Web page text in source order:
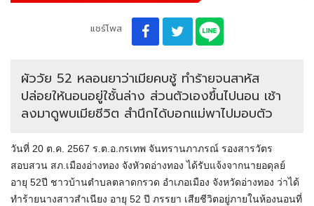
แชร์โพส
ผัววัย 52 หลอนยาว่าเมียคบชู้ ทำร้ายจนสาหัส
ปล่อยให้นอนอยู่ใชั้นล่าง ส่วนตัวเองขึ้นไปนอน เช้า
ลงมาดูพบเมียชีวิต สำนึกได้บอกแม่พาไปมอบตัว
วันที่ 20 ต.ค. 2567 ร.ต.อ.กรเทพ จันทรานภาภรณ์ รองสารวัตร
สอบสวน สภ.เมืองอ่างทอง จังหัวดอ่างทอง ได้รับแจ้งจากนายอดุลย์
อายุ 52ปี ชาวบ้านตำบลตลาดกรวด อำเภอเมือง จังหวัดอ่างทอง ว่าได้
ทำร้ายนางสาวสำเนียง อายุ 52 ปี ภรรยา เสียชีวิตอยู่ภายในห้องนอนที่